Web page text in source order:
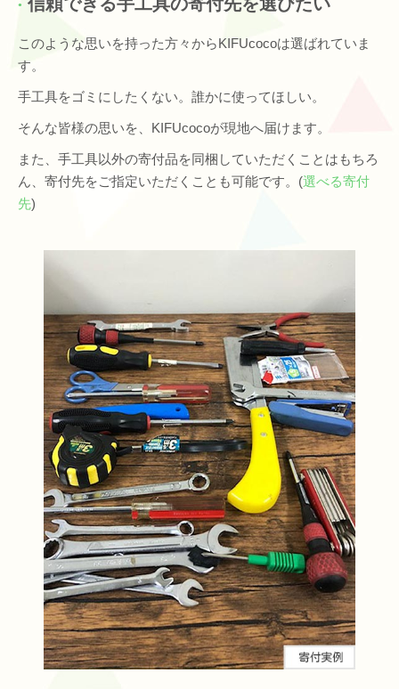
このような思いを持った方々からKIFUcocoは選ばれていま
す。
手工具をゴミにしたくない。誰かに使ってほしい。
そんな皆様の思いを、KIFUcocoが現地へ届けます。
また、手工具以外の寄付品を同梱していただくことはもちろ
ん、寄付先をご指定いただくことも可能です。(選べる寄付
先)